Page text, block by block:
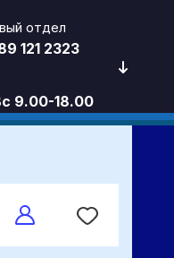
отдел
121 2323
9.00-18.00